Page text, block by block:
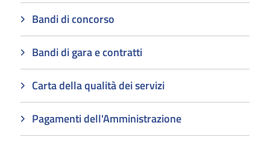
Bandi di concorso
Bandi di gara e contratti
Carta della qualità dei servizi
Pagamenti dell'Amministrazione